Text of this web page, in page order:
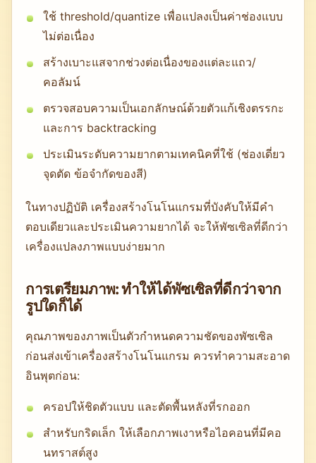
ใช้ threshold/quantize เพื่อแปลงเป็นค่าช่องแบบ
ไม่ต่อเนื่อง
สร้างเบาะแสจากช่วงต่อเนื่องของแต่ละแถว/
คอลัมน์
ตรวจสอบความเป็นเอกลักษณ์ด้วยตัวแก้เชิงตรรกะ
และการ backtracking
ประเมินระดับความยากตามเทคนิคที่ใช้ (ช่องเดี่ยว
จุดตัด ข้อจำกัดของสี)
ในทางปฏิบัติ เครื่องสร้างโนโนแกรมที่บังคับให้มีคำ
ตอบเดียวและประเมินความยากได้ จะให้พัซเซิลที่ดีกว่า
เครื่องแปลงภาพแบบง่ายมาก
การเตรียมภาพ: ทำให้ได้พัซเซิลที่ดีกว่าจาก
รูปใดก็ได้
คุณภาพของภาพเป็นตัวกำหนดความชัดของพัซเซิล
ก่อนส่งเข้าเครื่องสร้างโนโนแกรม ควรทำความสะอาด
อินพุตก่อน:
ครอปให้ชิดตัวแบบ และตัดพื้นหลังที่รกออก
สำหรับกริดเล็ก ให้เลือกภาพเงาหรือไอคอนที่มีคอ
นทราสต์สูง